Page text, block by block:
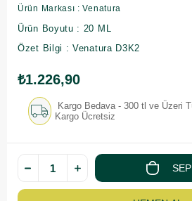
Ürün Markası : Venatura
Ürün Boyutu : 20 ML
Özet Bilgi : Venatura D3K2
₺1.226,90
Kargo Bedava - 300 tl ve Üzeri
Kargo Ücretsiz